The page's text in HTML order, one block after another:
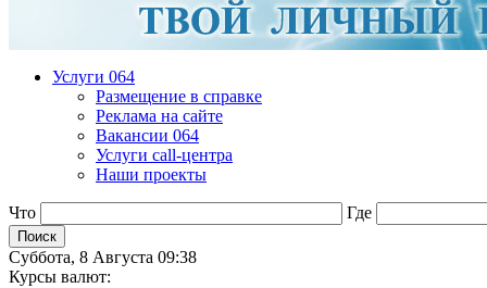
Услуги 064
Размещение в справке
Реклама на сайте
Вакансии 064
Услуги call-центра
Наши проекты
Что Где
Суббота, 8 Августа 09:38
Курсы валют: